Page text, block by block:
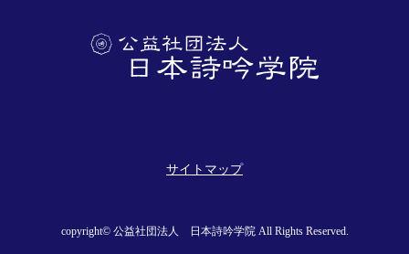
サイトマップ
copyright© 公益社団法人 日本詩吟学院 All Rights Reserved.